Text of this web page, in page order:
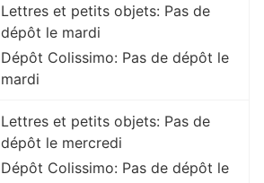
Lettres et petits objets: Pas de
dépôt le mardi
Dépôt Colissimo: Pas de dépôt le
mardi
Lettres et petits objets: Pas de
dépôt le mercredi
Dépôt Colissimo: Pas de dépôt le